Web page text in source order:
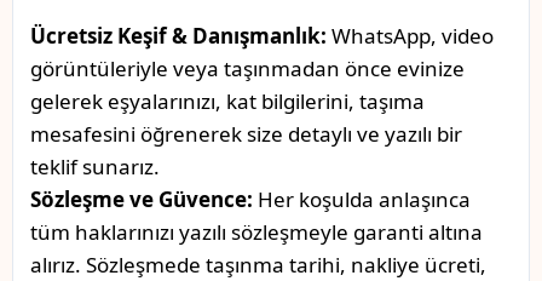
Ücretsiz Keşif & Danışmanlık: WhatsApp, video
görüntüleriyle veya taşınmadan önce evinize
gelerek eşyalarınızı, kat bilgilerini, taşıma
mesafesini öğrenerek size detaylı ve yazılı bir
teklif sunarız.
Sözleşme ve Güvence: Her koşulda anlaşınca
tüm haklarınızı yazılı sözleşmeyle garanti altına
alırız. Sözleşmede taşınma tarihi, nakliye ücreti,